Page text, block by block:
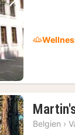
Nästa bild
Belgien ›